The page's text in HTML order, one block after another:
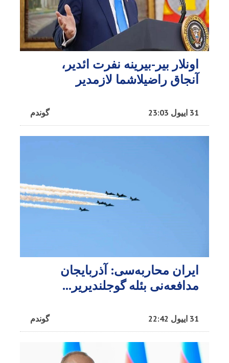
اونلار بیر-بیرینه نفرت ائدیر،
آنجاق راضیلاشما لازمدیر
گوندم 31 اییول 23:03
ایران محاربه‌سی: آذربایجان
مدافعه‌نی بئله گوجلندیریر...
گوندم 31 اییول 22:42